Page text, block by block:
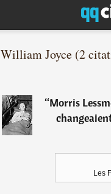
William Joyce (2
“Morris
Les